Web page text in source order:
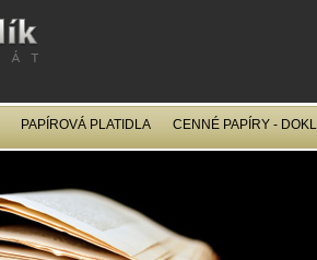
PAPÍROVÁ PLATIDLA CENNÉ PAPÍRY -